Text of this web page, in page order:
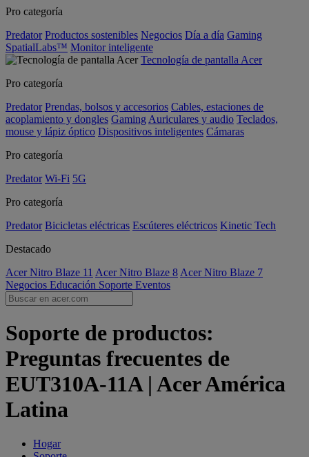
Pro categoría
Predator Productos sostenibles Negocios Día a día Gaming
SpatialLabs™ Monitor inteligente
Tecnología de pantalla Acer
Pro categoría
Predator Prendas, bolsos y accesorios Cables, estaciones de
acoplamiento y dongles Gaming Auriculares y audio Teclados,
mouse y lápiz óptico Dispositivos inteligentes Cámaras
Pro categoría
Predator Wi-Fi 5G
Pro categoría
Predator Bicicletas eléctricas Escúteres eléctricos Kinetic Tech
Destacado
Acer Nitro Blaze 11 Acer Nitro Blaze 8 Acer Nitro Blaze 7
Negocios Educación Soporte Eventos
Soporte de productos:
Preguntas frecuentes de
EUT310A-11A | Acer América
Latina
Hogar